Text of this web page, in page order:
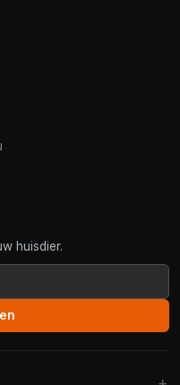
huisdier.